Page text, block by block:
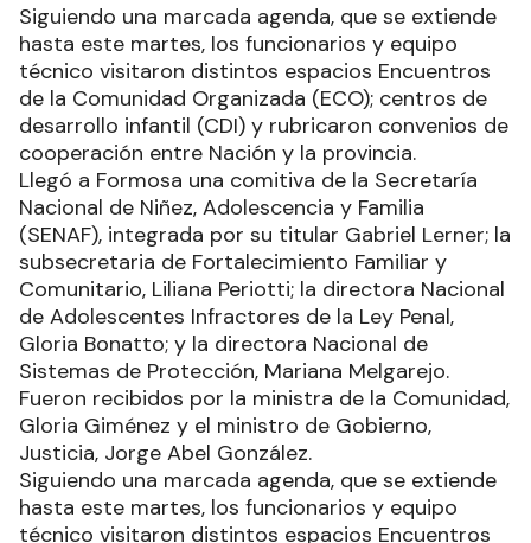
Siguiendo una marcada agenda, que se extiende
hasta este martes, los funcionarios y equipo
técnico visitaron distintos espacios Encuentros
de la Comunidad Organizada (ECO); centros de
desarrollo infantil (CDI) y rubricaron convenios de
cooperación entre Nación y la provincia.
Llegó a Formosa una comitiva de la Secretaría
Nacional de Niñez, Adolescencia y Familia
(SENAF), integrada por su titular Gabriel Lerner; la
subsecretaria de Fortalecimiento Familiar y
Comunitario, Liliana Periotti; la directora Nacional
de Adolescentes Infractores de la Ley Penal,
Gloria Bonatto; y la directora Nacional de
Sistemas de Protección, Mariana Melgarejo.
Fueron recibidos por la ministra de la Comunidad,
Gloria Giménez y el ministro de Gobierno,
Justicia, Jorge Abel González.
Siguiendo una marcada agenda, que se extiende
hasta este martes, los funcionarios y equipo
técnico visitaron distintos espacios Encuentros